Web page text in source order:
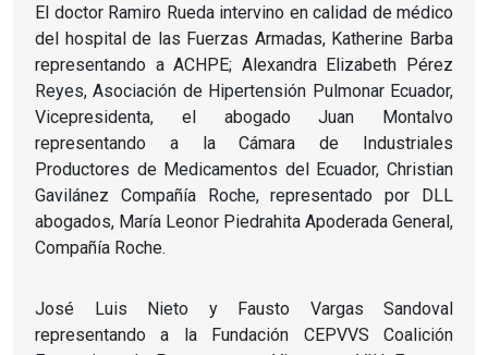
El doctor Ramiro Rueda intervino en calidad de médico
del hospital de las Fuerzas Armadas, Katherine Barba
representando a ACHPE; Alexandra Elizabeth Pérez
Reyes, Asociación de Hipertensión Pulmonar Ecuador,
Vicepresidenta, el abogado Juan Montalvo
representando a la Cámara de Industriales
Productores de Medicamentos del Ecuador, Christian
Gavilánez Compañía Roche, representado por DLL
abogados, María Leonor Piedrahita Apoderada General,
Compañía Roche.
José Luis Nieto y Fausto Vargas Sandoval
representando a la Fundación CEPVVS Coalición